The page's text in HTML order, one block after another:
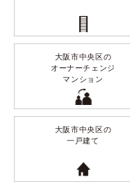
大阪市中央区の
オーナーチェンジ
マンション
大阪市中央区の
一戸建て